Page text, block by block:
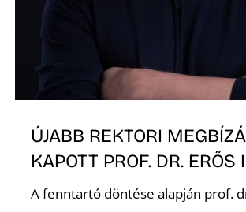
ÚJABB REKTORI
KAPOTT PROF. DR. ERŐS
A fenntartó döntése alapján prof.